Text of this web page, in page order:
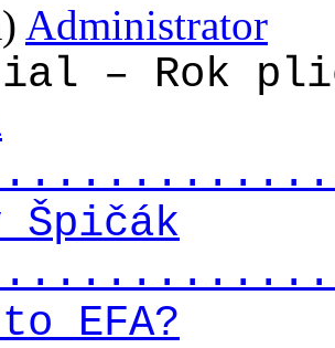
Administrator
– Rok
Špičák
EFA?